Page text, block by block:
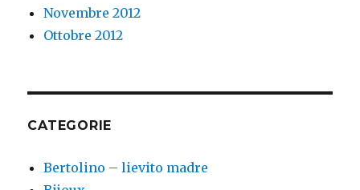
Novembre 2012
Ottobre 2012
CATEGORIE
Bertolino – lievito madre